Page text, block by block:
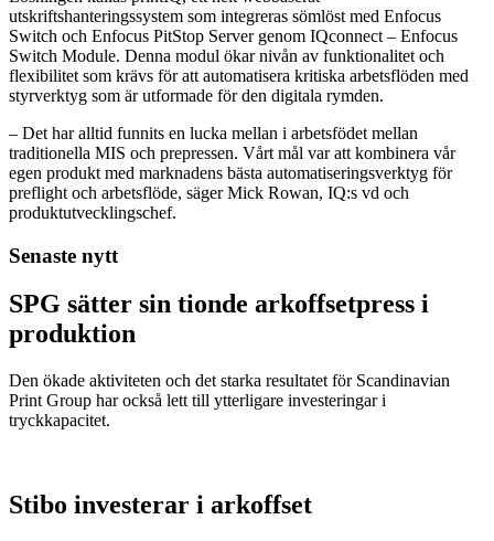
utskriftshanteringssystem som integreras sömlöst med Enfocus
Switch och Enfocus PitStop Server genom IQconnect – Enfocus
Switch Module. Denna modul ökar nivån av funktionalitet och
flexibilitet som krävs för att automatisera kritiska arbetsflöden med
styrverktyg som är utformade för den digitala rymden.
– Det har alltid funnits en lucka mellan i arbetsfödet mellan
traditionella MIS och prepressen. Vårt mål var att kombinera vår
egen produkt med marknadens bästa automatiseringsverktyg för
preflight och arbetsflöde, säger Mick Rowan, IQ:s vd och
produktutvecklingschef.
Senaste nytt
SPG sätter sin tionde arkoffsetpress i
produktion
Den ökade aktiviteten och det starka resultatet för Scandinavian
Print Group har också lett till ytterligare investeringar i
tryckkapacitet.
Stibo investerar i arkoffset